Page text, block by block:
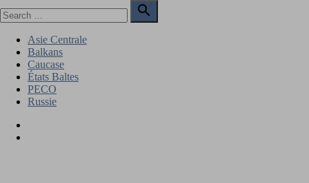
to
for:

Search
Asie Centrale
Balkans
Caucase
États Baltes
PECO
Russie